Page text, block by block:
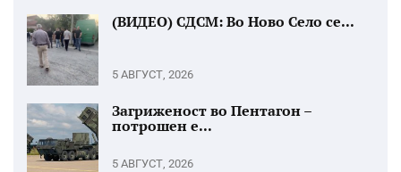
(ВИДЕО) СДСМ: Во Ново Село се...
5 АВГУСТ, 2026
Загриженост во Пентагон –
потрошен е...
5 АВГУСТ, 2026